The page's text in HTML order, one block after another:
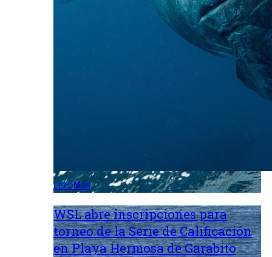
Leer Más
WSL abre inscripciones para
torneo de la Serie de Calificación
en Playa Hermosa de Garabito